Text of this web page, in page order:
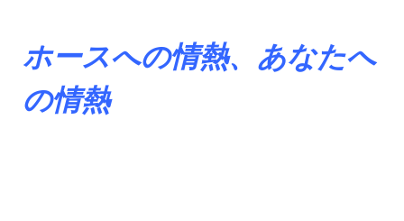
ホースへの情熱、あなたへ
の情熱